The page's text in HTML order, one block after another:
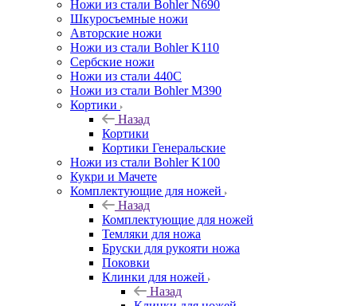
Ножи из стали Bohler N690
Шкуросъемные ножи
Авторские ножи
Ножи из стали Bohler K110
Сербские ножи
Ножи из стали 440С
Ножи из стали Bohler M390
Кортики
Назад
Кортики
Кортики Генеральские
Ножи из стали Bohler K100
Кукри и Мачете
Комплектующие для ножей
Назад
Комплектующие для ножей
Темляки для ножа
Бруски для рукояти ножа
Поковки
Клинки для ножей
Назад